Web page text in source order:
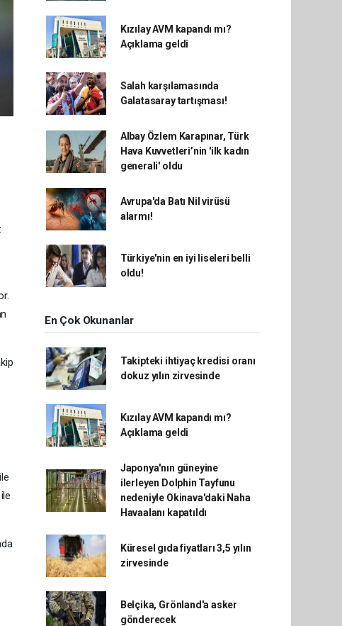
Kızılay AVM kapandı mı?
Açıklama geldi
Salah karşılamasında
Galatasaray tartışması!
Albay Özlem Karapınar, Türk
Hava Kuvvetleri’nin 'ilk kadın
generali' oldu
Avrupa'da Batı Nil virüsü
alarmı!
Türkiye'nin en iyi liseleri belli
oldu!
En Çok Okunanlar
Takipteki ihtiyaç kredisi oranı
dokuz yılın zirvesinde
Kızılay AVM kapandı mı?
Açıklama geldi
Japonya'nın güneyine
ilerleyen Dolphin Tayfunu
nedeniyle Okinava'daki Naha
Havaalanı kapatıldı
Küresel gıda fiyatları 3,5 yılın
zirvesinde
Belçika, Grönland'a asker
gönderecek